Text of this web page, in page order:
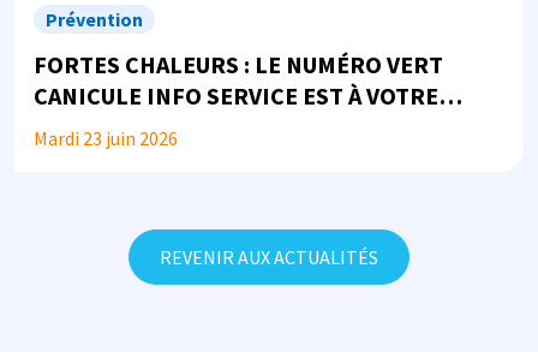
Prévention
FORTES CHALEURS : LE NUMÉRO VERT
CANICULE INFO SERVICE EST À VOTRE
DISPOSITION
Mardi 23 juin 2026
REVENIR AUX ACTUALITÉS